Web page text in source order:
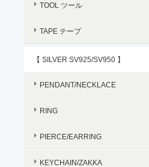
TOOL ツール
TAPE テープ
【 SILVER SV925/SV950 】
PENDANT/NECKLACE
RING
PIERCE/EARRING
KEYCHAIN/ZAKKA